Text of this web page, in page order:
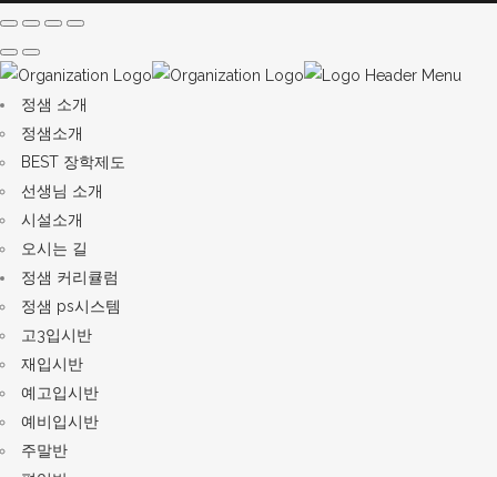
정샘 소개
정샘소개
BEST 장학제도
선생님 소개
시설소개
오시는 길
정샘 커리큘럼
정샘 ps시스템
고3입시반
재입시반
예고입시반
예비입시반
주말반